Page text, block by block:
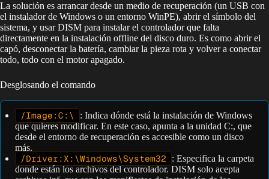
La solución es arrancar desde un medio de recuperación (un USB con
el instalador de Windows o un entorno WinPE), abrir el símbolo del
sistema, y usar DISM para instalar el controlador que falta
directamente en la instalación offline del disco duro. Es como abrir el
capó, desconectar la batería, cambiar la pieza rota y volver a conectar
todo, todo con el motor apagado.
Desglosando el comando
/Image:C:\
: Indica dónde está la instalación de Windows
que quieres modificar. En este caso, apunta a la unidad C:, que
desde el entorno de recuperación es accesible como un disco
más.
/Driver:X:\Windows\System32
: Especifica la carpeta
donde están los archivos del controlador. DISM solo acepta